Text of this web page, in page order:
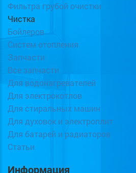
Фильтра грубой очистки
Чистка
Бойлеров
Систем отопления
Запчасти
Все запчасти
Для водонагревателей
Для электрокотлов
Для стиральных машин
Для духовок и электроплит
Для батарей и радиаторов
Статьи
Информация